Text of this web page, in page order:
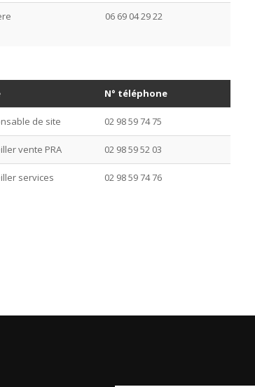
06 69 04 29 22
N° téléphone
de site 02 98 59 74 75
vente PRA 02 98 59 52 03
services 02 98 59 74 76